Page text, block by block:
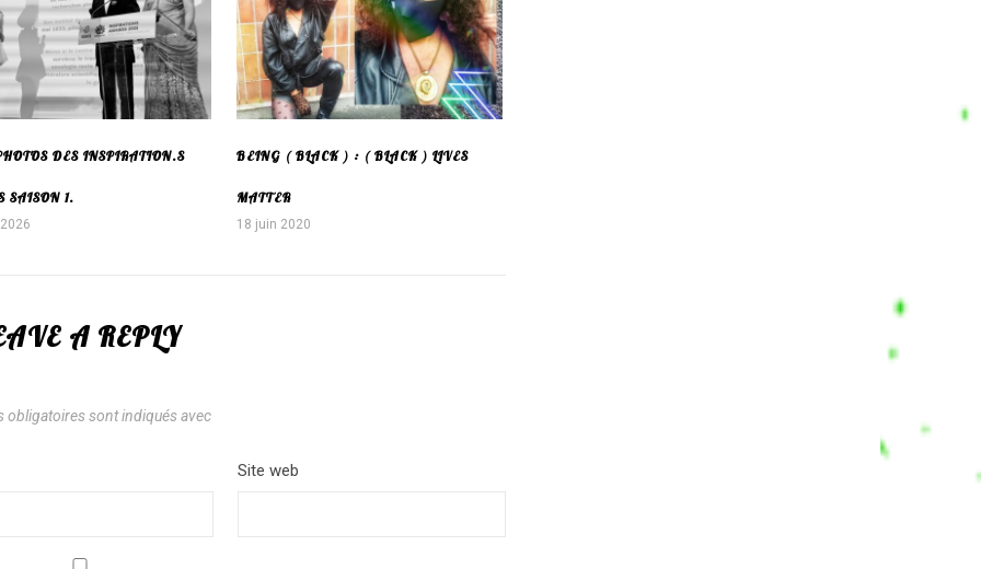
DES INSPIRATION.S
SAISON 1.
BEING ( BLACK ) : ( BLACK ) LIVES
MATTER
18 juin 2020
A REPLY
obligatoires sont indiqués avec
Site web